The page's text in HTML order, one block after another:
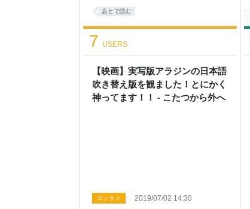
あとで読む
【映画】実写版アラジンの日本語
吹き替え版を観ました！とにかく
神ってます！！ - こたつから外へ
7 USERS
エンタメ 2019/07/02 14:30